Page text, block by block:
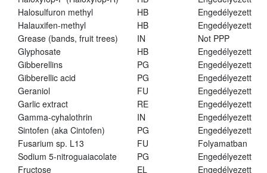
Halosulfuron methyl
HB
Engedélyezett
Halauxifen-methyl
HB
Engedélyezett
Grease (bands, fruit trees)
IN
Not PPP
Glyphosate
HB
Engedélyezett
Gibberellins
PG
Engedélyezett
Gibberellic acid
PG
Engedélyezett
Geraniol
FU
Engedélyezett
Garlic extract
RE
Engedélyezett
Gamma-cyhalothrin
IN
Engedélyezett
Sintofen (aka Cintofen)
PG
Engedélyezett
Fusarium sp. L13
FU
Folyamatban
Sodium 5-nitroguaiacolate
PG
Engedélyezett
Fructose
EL
Engedélyezett